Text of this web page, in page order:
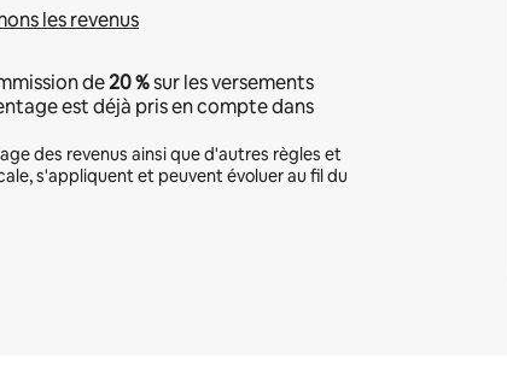
les revenus
de20 %sur les versements
est déjà pris en compte dans
des revenus ainsi que d'autres règles et
s'appliquent et peuvent évoluer au fil du